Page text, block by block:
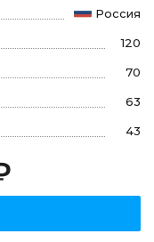
Россия
120
70
63
43